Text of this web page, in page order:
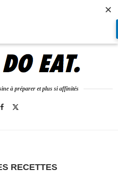
à préparer et plus si affinités
RECETTES